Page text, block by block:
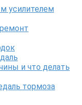
усилителем
и что делать
тормоза